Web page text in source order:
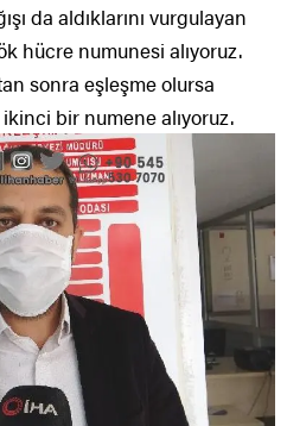
da aldıklarını vurgulayan
hücre numunesi alıyoruz.
sonra eşleşme olursa
bir numene alıyoruz.